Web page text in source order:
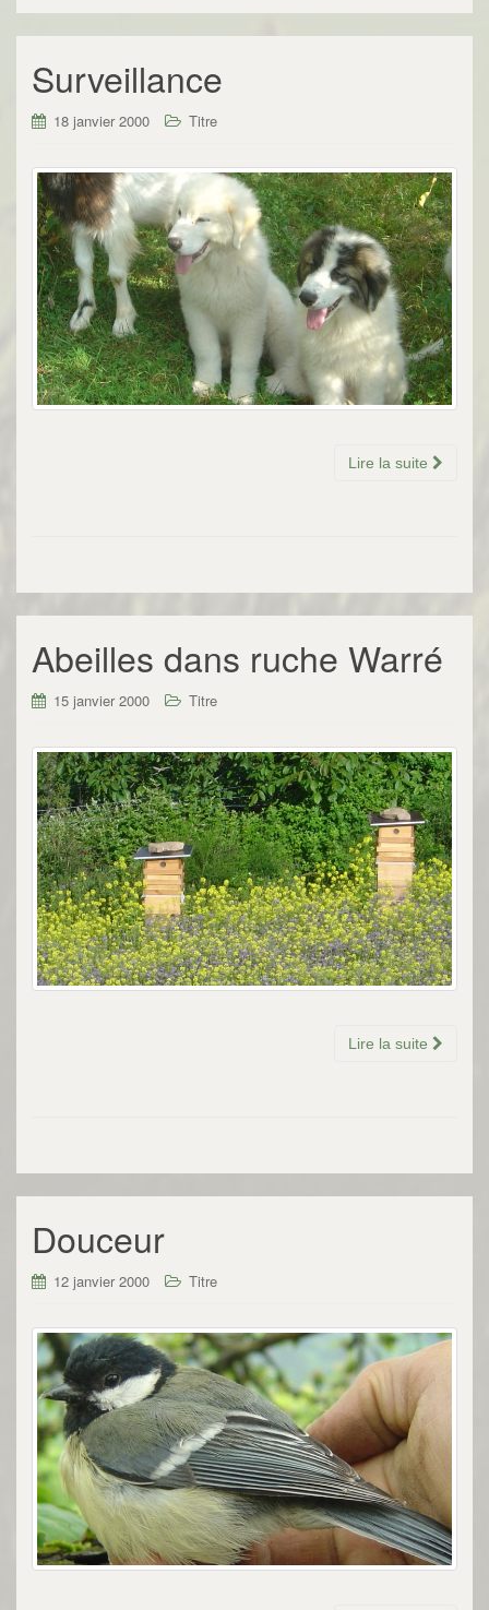
Surveillance
18 janvier 2000 Titre
Lire la suite
Abeilles dans ruche Warré
15 janvier 2000 Titre
Lire la suite
Douceur
12 janvier 2000 Titre